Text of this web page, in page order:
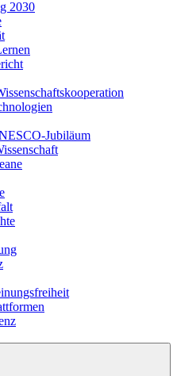
2030
Jubiläum